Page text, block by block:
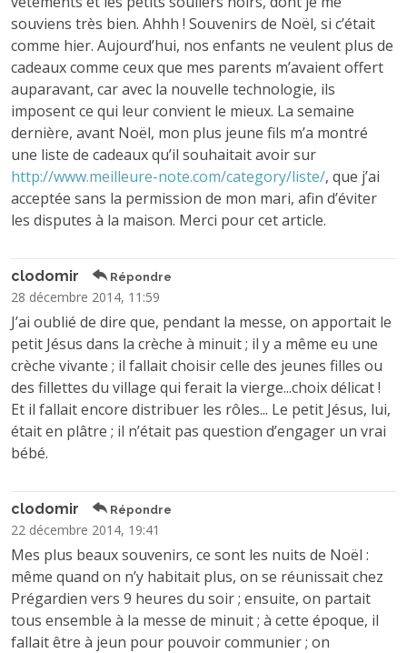
souviens très bien. Ahhh ! Souvenirs de Noël, si c’était
comme hier. Aujourd’hui, nos enfants ne veulent plus de
cadeaux comme ceux que mes parents m’avaient offert
auparavant, car avec la nouvelle technologie, ils
imposent ce qui leur convient le mieux. La semaine
dernière, avant Noël, mon plus jeune fils m’a montré
une liste de cadeaux qu’il souhaitait avoir sur
http://www.meilleure-note.com/category/liste/, que j’ai
acceptée sans la permission de mon mari, afin d’éviter
les disputes à la maison. Merci pour cet article.
clodomir Répondre
28 décembre 2014, 11:59
J’ai oublié de dire que, pendant la messe, on apportait le
petit Jésus dans la crèche à minuit ; il y a même eu une
crèche vivante ; il fallait choisir celle des jeunes filles ou
des fillettes du village qui ferait la vierge...choix délicat !
Et il fallait encore distribuer les rôles... Le petit Jésus, lui,
était en plâtre ; il n’était pas question d’engager un vrai
bébé.
clodomir Répondre
22 décembre 2014, 19:41
Mes plus beaux souvenirs, ce sont les nuits de Noël :
même quand on n’y habitait plus, on se réunissait chez
Prégardien vers 9 heures du soir ; ensuite, on partait
tous ensemble à la messe de minuit ; à cette époque, il
fallait être à jeun pour pouvoir communier ; on